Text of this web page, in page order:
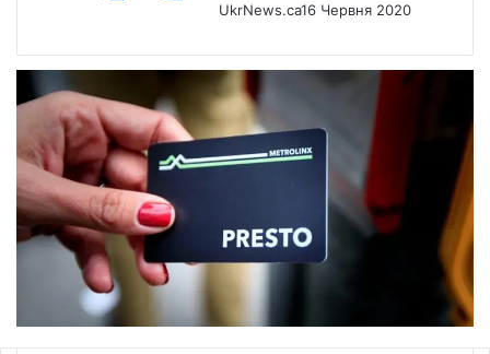
UkrNews.ca16 Червня 2020